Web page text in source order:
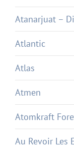
Atanarjuat –
Atlantic
Atlas
Atmen
Atomkraft
Au Revoir Les